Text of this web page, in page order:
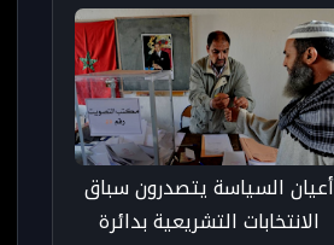
أعيان السياسة يتصدرون سباق
الانتخابات التشريعية بدائرة